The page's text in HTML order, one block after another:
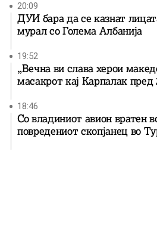
20:09
ДУИ бара да се казнат
мурал со Голема Албанија
19:52
„Вечна ви слава херои
масакрот кај Карпалак пред
18:46
Со владиниот авион вратен
повредениот скопјанец во